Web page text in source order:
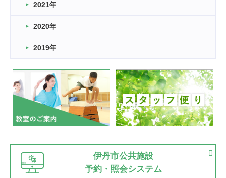
緑ケ丘体育館
2022.11.03
緑ケ丘体育館
いたっぼーる大会☆彡
緑ケ丘体育館
2022.07.03
市内総合体育大会が開始
緑ケ丘体育館 猪名川運動広場
古池運動広場
2022.06.12
県知事杯争奪バレーボール大会が開催
緑ケ丘体育館
2021年
2020年
2019年
伊丹市公共施設
予約・照会システム